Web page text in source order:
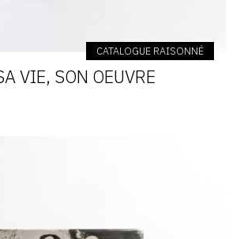
CATALOGUE RAISONNÉ
VIE, SON OEUVRE